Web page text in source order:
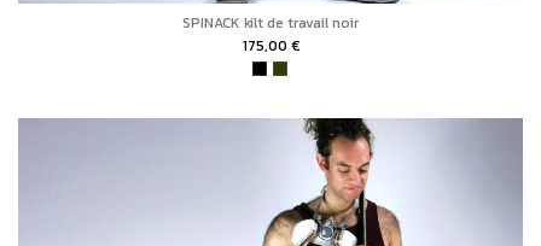
SPINACK kilt de travail noir
175,00 €